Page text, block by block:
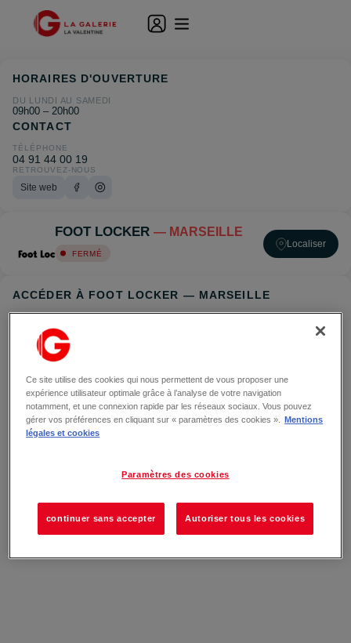
FOOT LOCKER — MARSEILLE
FERMÉ
Localiser
ACCÉDER À FOOT LOCKER — MARSEILLE
HORAIRES D'OUVERTURE
DU LUNDI AU SAMEDI
09h00 – 20h00
CONTACT
TÉLÉPHONE
04 91 44 00 19
RETROUVEZ-NOUS
Site web
Ce site utilise des cookies qui nous permettent de vous proposer une
expérience utilisateur optimale grâce à l’analyse de votre navigation
notamment, et une connexion rapide par les réseaux sociaux. Vous pouvez
gérer vos préférences en cliquant sur « paramètres des cookies ».
Mentions
légales et cookies
Paramètres des cookies
continuer sans accepter Autoriser tous les cookies